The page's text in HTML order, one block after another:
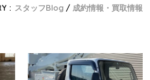
: スタッフBlog 成約情報・買取情報